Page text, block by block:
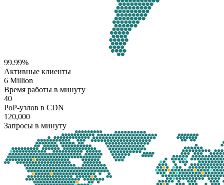
99.99%
Активные клиенты
6 Million
Время работы в минуту
40
PoP-узлов в CDN
120,000
Запросы в минуту